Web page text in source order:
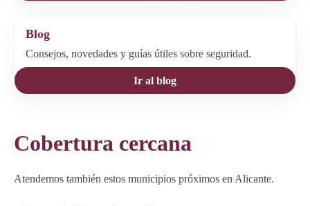
Blog
Consejos, novedades y guías útiles sobre seguridad.
Ir al blog
Cobertura cercana
Atendemos también estos municipios próximos en Alicante.